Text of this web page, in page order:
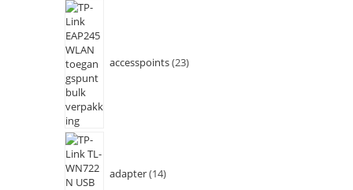
accesspoints 23
adapter 14